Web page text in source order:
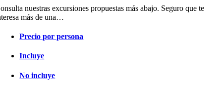
nuestras excursiones propuestas más abajo. Seguro que te
más de una…
Precio por persona
Incluye
No incluye